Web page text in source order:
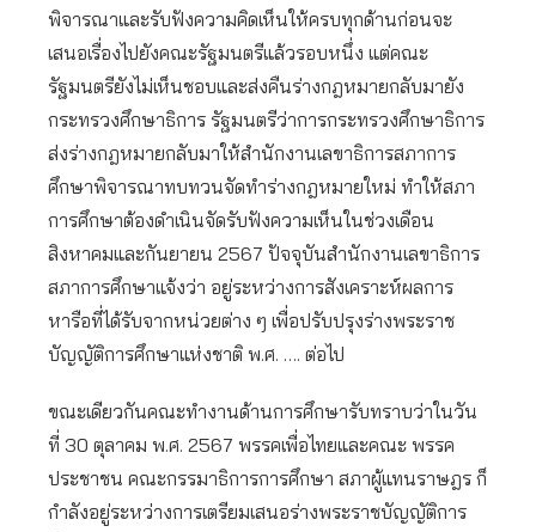
พิจารณาและรับฟังความคิดเห็นให้ครบทุกด้านก่อนจะ
เสนอเรื่องไปยังคณะรัฐมนตรีแล้วรอบหนึ่ง แต่คณะ
รัฐมนตรียังไม่เห็นชอบและส่งคืนร่างกฎหมายกลับมายัง
กระทรวงศึกษาธิการ รัฐมนตรีว่าการกระทรวงศึกษาธิการ
ส่งร่างกฎหมายกลับมาให้สำนักงานเลขาธิการสภาการ
ศึกษาพิจารณาทบทวนจัดทำร่างกฎหมายใหม่ ทำให้สภา
การศึกษาต้องดำเนินจัดรับฟังความเห็นในช่วงเดือน
สิงหาคมและกันยายน 2567 ปัจจุบันสำนักงานเลขาธิการ
สภาการศึกษาแจ้งว่า อยู่ระหว่างการสังเคราะห์ผลการ
หารือที่ได้รับจากหน่วยต่าง ๆ เพื่อปรับปรุงร่างพระราช
บัญญัติการศึกษาแห่งชาติ พ.ศ. …. ต่อไป
ขณะเดียวกันคณะทำงานด้านการศึกษารับทราบว่าในวัน
ที่ 30 ตุลาคม พ.ศ. 2567 พรรคเพื่อไทยและคณะ พรรค
ประชาชน คณะกรรมาธิการการศึกษา สภาผู้แทนราษฎร ก็
กำลังอยู่ระหว่างการเตรียมเสนอร่างพระราชบัญญัติการ